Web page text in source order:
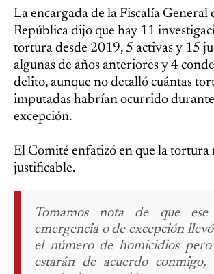
La encargada de la Fiscalía General
República dijo que hay 11
tortura desde 2019, 5 activas y 15
algunas de años anteriores y 4
delito, aunque no detalló cuántas
imputadas habrían ocurrido
excepción.
El Comité enfatizó en que la tortura
justificable.
Tomamos nota de que
emergencia o de excepción
el número de homicidios pero
estarán de acuerdo conmigo,